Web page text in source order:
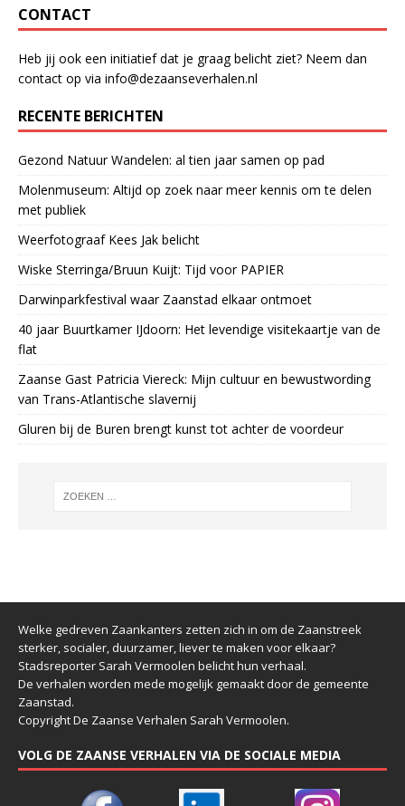
CONTACT
Heb jij ook een initiatief dat je graag belicht ziet? Neem dan
contact op via info@dezaanseverhalen.nl
RECENTE BERICHTEN
Gezond Natuur Wandelen: al tien jaar samen op pad
Molenmuseum: Altijd op zoek naar meer kennis om te delen
met publiek
Weerfotograaf Kees Jak belicht
Wiske Sterringa/Bruun Kuijt: Tijd voor PAPIER
Darwinparkfestival waar Zaanstad elkaar ontmoet
40 jaar Buurtkamer IJdoorn: Het levendige visitekaartje van de
flat
Zaanse Gast Patricia Viereck: Mijn cultuur en bewustwording
van Trans-Atlantische slavernij
Gluren bij de Buren brengt kunst tot achter de voordeur
Welke gedreven Zaankanters zetten zich in om de Zaanstreek
sterker, socialer, duurzamer, liever te maken voor elkaar?
Stadsreporter Sarah Vermoolen belicht hun verhaal.
De verhalen worden mede mogelijk gemaakt door de gemeente
Zaanstad.
Copyright De Zaanse Verhalen Sarah Vermoolen.
VOLG DE ZAANSE VERHALEN VIA DE SOCIALE MEDIA